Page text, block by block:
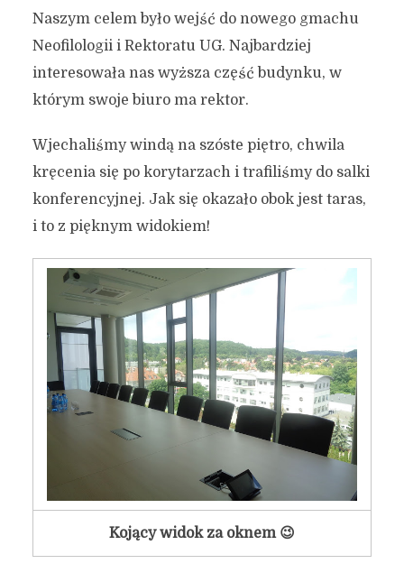
Naszym celem było wejść do nowego gmachu
Neofilologii i Rektoratu UG. Najbardziej
interesowała nas wyższa część budynku, w
którym swoje biuro ma rektor.
Wjechaliśmy windą na szóste piętro, chwila
kręcenia się po korytarzach i trafiliśmy do salki
konferencyjnej. Jak się okazało obok jest taras,
i to z pięknym widokiem!
Kojący widok za oknem 😉